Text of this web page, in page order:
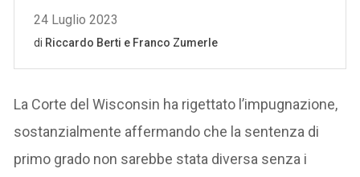
La Corte del Wisconsin ha rigettato l’impugnazione,
sostanzialmente affermando che la sentenza di
primo grado non sarebbe stata diversa senza i